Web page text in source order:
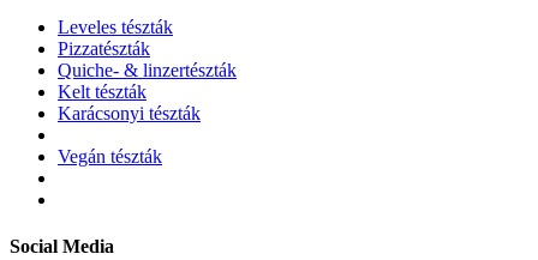
Leveles tészták
Pizzatészták
Quiche- & linzertészták
Kelt tészták
Karácsonyi tészták
Vegán tészták
Social Media